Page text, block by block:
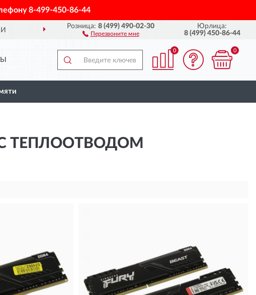
8-499-450-86-44
ДОСТАВИМПО ВСЕЙ РОССИИ
Розница:8 (499) 490-02-30
Перезвоните мне
Юрлица:
8 (499) 450-86-44
0 0
С ТЕПЛООТВОДОМ